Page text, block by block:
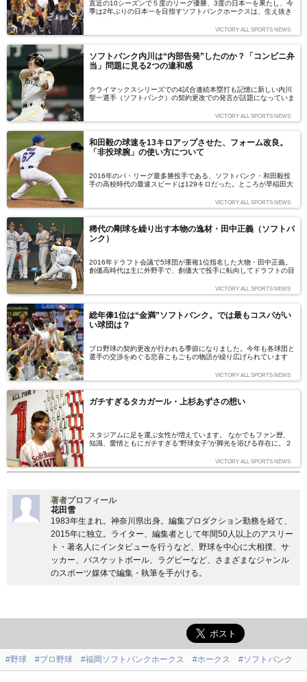
直近の10シーズンで５度のリーグ優勝、3度の日本一を果たし、今
季は2年ぶりの日本一を目指すソフトバンクホークスは、生え抜き
を導入し、成果を挙げているホークスの戦略的育成術に迫ります。
VICTORY ALL SPORTS NEWS
ソフトバンク内川は“内部告発”したのか？「コンビニ弁
当」問題に見る2つの違和感
クライマックスシリーズでの4試合連続本塁打も記憶に新しい内川
聖一選手（ソフトバンク）の契約更改での発言が話題になっていま
べている姿を目にしたことによる問題提起として取り上げられてい
ます。
VICTORY ALL SPORTS NEWS
和田毅の球速を13キロアップさせた、フォーム改良。
「非投球腕」の使い方について
2016年のパ・リーグ最多勝投手である、ソフトバンク・和田毅投
手の高校時代の最速スピードは129キロだった。ところが早稲田大
ロもアップ。最速142キロのボールが投げられるようになった。18
年前に起こった驚異の飛躍について和田投手は、「スピードアップ
方。きっとそれまでは142キロ出るはずのパワーをどこかに逃がし
ていた」と振り返る。まさに、野球人生をも一変させてしまう可能
性を秘めたメカニズム。今回は「非投球腕の使い方」について考察
VICTORY ALL SPORTS NEWS
稀代の剛球を繰り出す本物の逸材・田中正義（ソフトバ
ンク）
2016年ドラフト会議で5球団が重複1位指名した大物・田中正義。
創価高時代は主に外野手で、創価大で投手に転向してドラフトの目
ったのか。大学時代に田中が残した言葉から紐解いてみよう。
VICTORY ALL SPORTS NEWS
総年俸1位は“金満”ソフトバンク。では最もコスパがい
い球団は？
プロ野球の契約更改が行われる季節になりました。今年も各球団と
選手の交渉をめぐる悲喜こもごもの物語が繰り広げられています
宣浩内野手が現状維持の4億円、五十嵐亮太投手が1000万円増の3
億6000万円、最多勝の東浜巨投手が5400万円増の9000万円と景
VICTORY ALL SPORTS NEWS
ガチすぎるタカガール・上杉あずさの想い
スタジアムに足を運ぶ女性が増えています。 なかでもファン歴、
知識、愛情ともにガチすぎる“野球女子”が脚光を浴びる存在に。２
ガール」、上杉あずささんがその思いを語ってくれました。（文＝
古江美奈子）
VICTORY ALL SPORTS NEWS
著者プロフィール
花田雪
1983年生まれ。神奈川県出身。編集プロダクション勤務を経て、
2015年に独立。ライター、編集者として年間50人以上のアスリー
ト・著名人にインタビューを行うなど、野球を中心に大相撲、サ
ッカー、バスケットボール、ラグビーなど、さまざまなジャンル
のスポーツ媒体で編集・執筆を手がける。
#野球 #プロ野球 #福岡ソフトバンクホークス #ホークス #ソフトバンク